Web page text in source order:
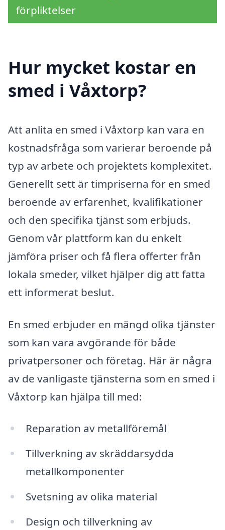
förpliktelser
Hur mycket kostar en
smed i Våxtorp?
Att anlita en smed i Våxtorp kan vara en
kostnadsfråga som varierar beroende på
typ av arbete och projektets komplexitet.
Generellt sett är timpriserna för en smed
beroende av erfarenhet, kvalifikationer
och den specifika tjänst som erbjuds.
Genom vår plattform kan du enkelt
jämföra priser och få flera offerter från
lokala smeder, vilket hjälper dig att fatta
ett informerat beslut.
En smed erbjuder en mängd olika tjänster
som kan vara avgörande för både
privatpersoner och företag. Här är några
av de vanligaste tjänsterna som en smed i
Våxtorp kan hjälpa till med:
Reparation av metallföremål
Tillverkning av skräddarsydda
metallkomponenter
Svetsning av olika material
Design och tillverkning av